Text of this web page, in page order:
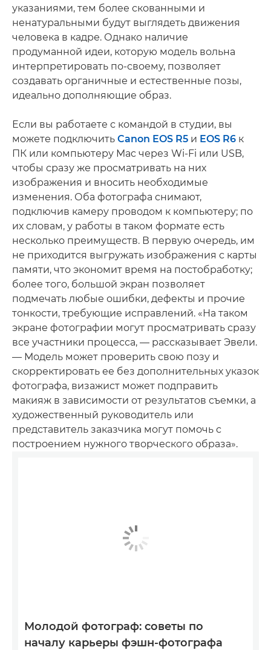
указаниями, тем более скованными и
ненатуральными будут выглядеть движения
человека в кадре. Однако наличие
продуманной идеи, которую модель вольна
интерпретировать по-своему, позволяет
создавать органичные и естественные позы,
идеально дополняющие образ.
Если вы работаете с командой в студии, вы
можете подключить Canon EOS R5 и EOS R6 к
ПК или компьютеру Mac через Wi-Fi или USB,
чтобы сразу же просматривать на них
изображения и вносить необходимые
изменения. Оба фотографа снимают,
подключив камеру проводом к компьютеру; по
их словам, у работы в таком формате есть
несколько преимуществ. В первую очередь, им
не приходится выгружать изображения с карты
памяти, что экономит время на постобработку;
более того, большой экран позволяет
подмечать любые ошибки, дефекты и прочие
тонкости, требующие исправлений. «На таком
экране фотографии могут просматривать сразу
все участники процесса, — рассказывает Эвели.
— Модель может проверить свою позу и
скорректировать ее без дополнительных указок
фотографа, визажист может подправить
макияж в зависимости от результатов съемки, а
художественный руководитель или
представитель заказчика могут помочь с
построением нужного творческого образа».
Молодой фотограф: советы по
началу карьеры фэшн-фотографа